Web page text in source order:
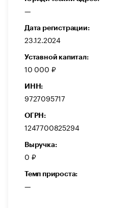
—
Дата регистрации:
23.12.2024
Уставной капитал:
10 000 ₽
ИНН:
9727095717
ОГРН:
1247700825294
Выручка:
0 ₽
Темп прироста:
—